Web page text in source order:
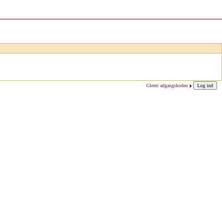
Glemt adgangskoden